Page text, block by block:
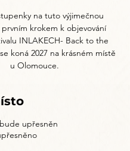
na tuto výjimečnou
krokem k objevování
INLAKECH- Back to the
koná 2027 na krásném místě
u Olomouce.
upřesněn